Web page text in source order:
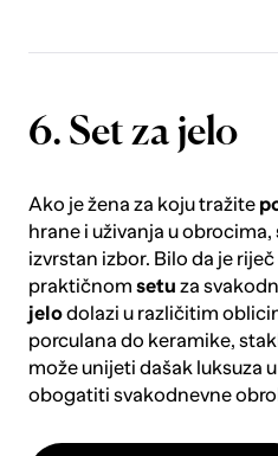
6. Set za jelo
Ako je žena za koju tražite
hrane i uživanja u obrocima,
izvrstan izbor. Bilo da je riječ
praktičnom setu za
jelodolazi u različitim
porculana do keramike,
može unijeti dašak luksuza
obogatiti svakodnevne